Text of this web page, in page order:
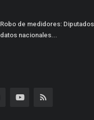
Robo de medidores:
datos nacionales...